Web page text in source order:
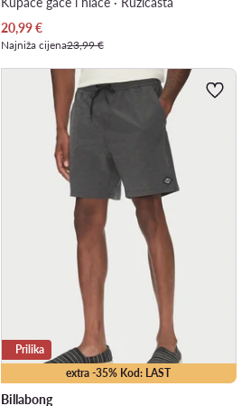
Trenutna cijena
20,99€
Najniža cijena23,99 €
extra -35% Kod: LAST
Prilika
Billabong